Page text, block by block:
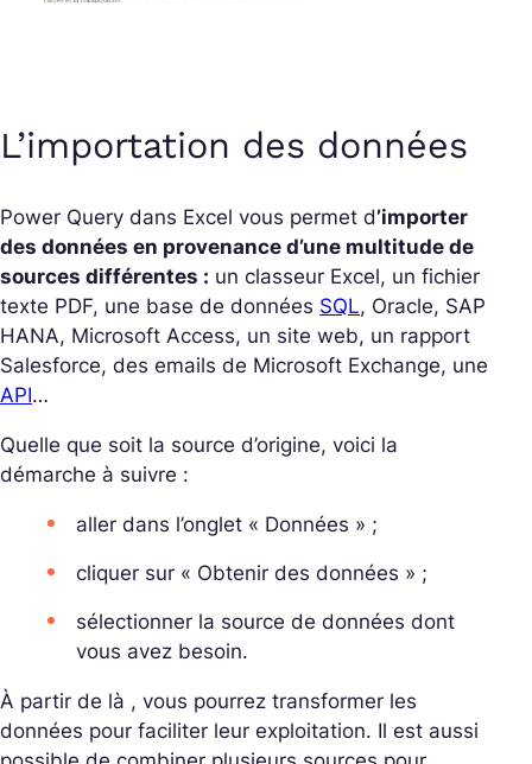
L’importation des données
Power Query dans Excel vous permet d’importer
des données en provenance d’une multitude de
sources différentes : un classeur Excel, un fichier
texte PDF, une base de données SQL, Oracle, SAP
HANA, Microsoft Access, un site web, un rapport
Salesforce, des emails de Microsoft Exchange, une
API…
Quelle que soit la source d’origine, voici la
démarche à suivre :
aller dans l’onglet « Données » ;
cliquer sur « Obtenir des données » ;
sélectionner la source de données dont
vous avez besoin.
À partir de là , vous pourrez transformer les
données pour faciliter leur exploitation. Il est aussi